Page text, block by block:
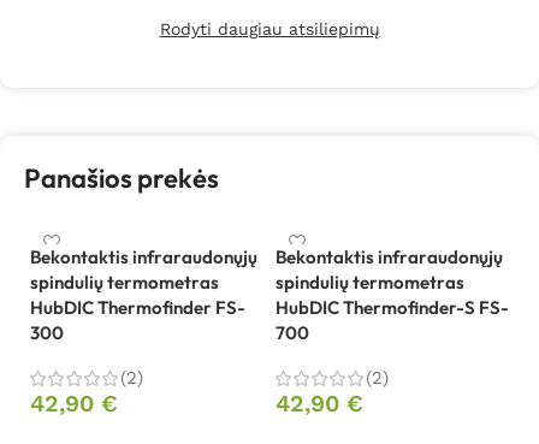
Rodyti daugiau atsiliepimų
Panašios prekės
Bekontaktis infraraudonųjų
spindulių termometras
HubDIC Thermofinder FS-
300
(2)
42,90 €
Bekontaktis infraraudonųjų
spindulių termometras
HubDIC Thermofinder-S FS-
700
(2)
42,90 €